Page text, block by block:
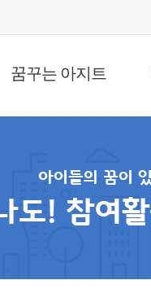
꿈꾸는 아지트